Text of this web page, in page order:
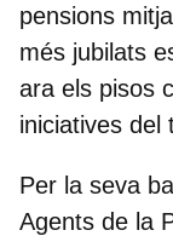
pensions
més jubilats
ara els pisos
iniciatives del
Per la seva
Agents de la